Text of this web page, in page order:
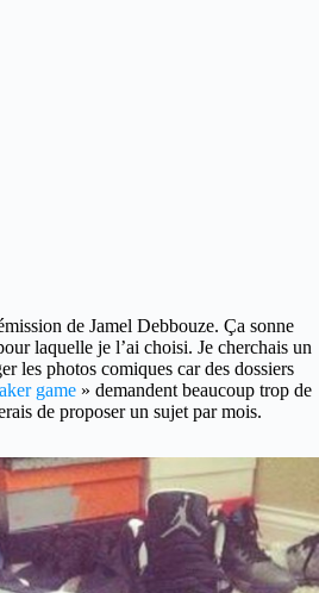
de Jamel Debbouze. Ça sonne
laquelle je l’ai choisi. Je cherchais un
les photos comiques car des dossiers
game » demandent beaucoup trop de
de proposer un sujet par mois.